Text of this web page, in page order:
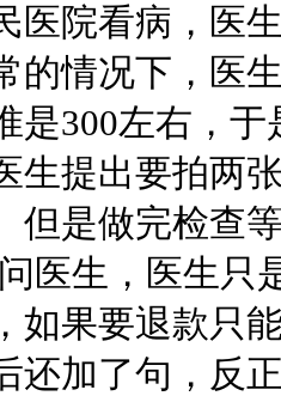
医院看病，医
的情况下，医
是300左右，
生提出要拍两
但是做完检查
医生，医生只
如果要退款只
还加了句，反